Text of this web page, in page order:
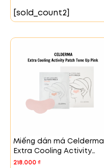
[sold_count2]
Miếng dán má Celderma
Extra Cooling Activity
Patch Tone Up Pink
218.000₫